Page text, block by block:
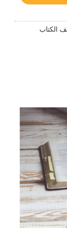
الكتاب